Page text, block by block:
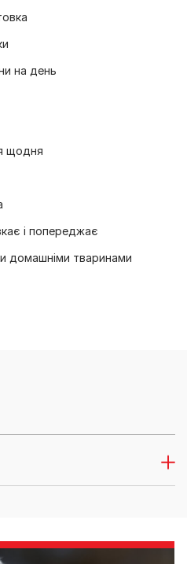
на день
щодня
і попереджає
домашніми тваринами